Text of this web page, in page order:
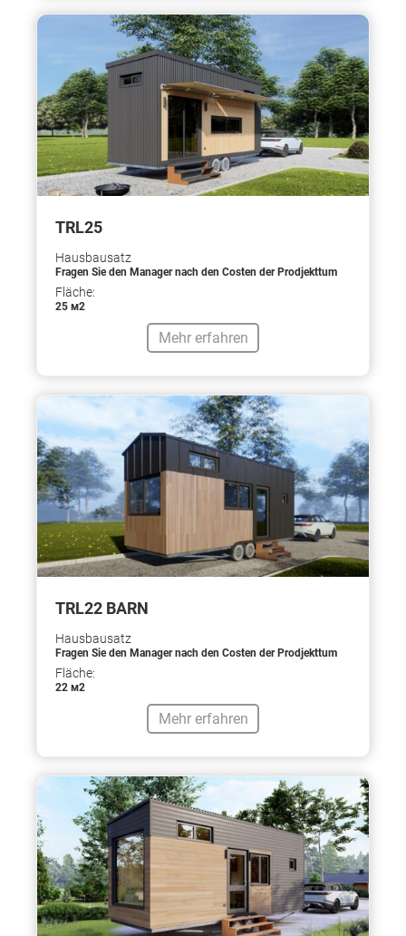
TRL25
Hausbausatz
Fragen Sie den Manager nach den Costen der Prodjekttum
Fläche:
25 м2
Mehr erfahren
TRL22 BARN
Hausbausatz
Fragen Sie den Manager nach den Costen der Prodjekttum
Fläche:
22 м2
Mehr erfahren